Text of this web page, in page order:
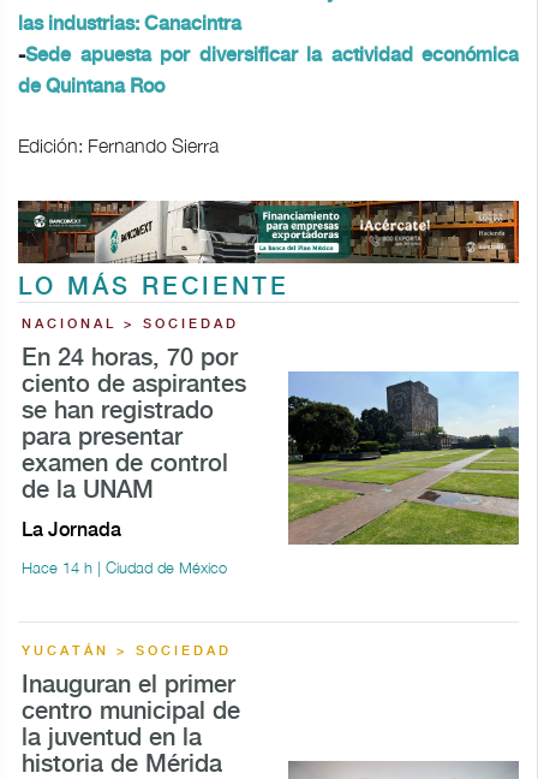
las industrias: Canacintra
-Sede apuesta por diversificar la actividad económica
de Quintana Roo
Edición: Fernando Sierra
LO MÁS RECIENTE
NACIONAL > SOCIEDAD
En 24 horas, 70 por
ciento de aspirantes
se han registrado
para presentar
examen de control
de la UNAM
La Jornada
Hace 14 h | Ciudad de México
YUCATÁN > SOCIEDAD
Inauguran el primer
centro municipal de
la juventud en la
historia de Mérida